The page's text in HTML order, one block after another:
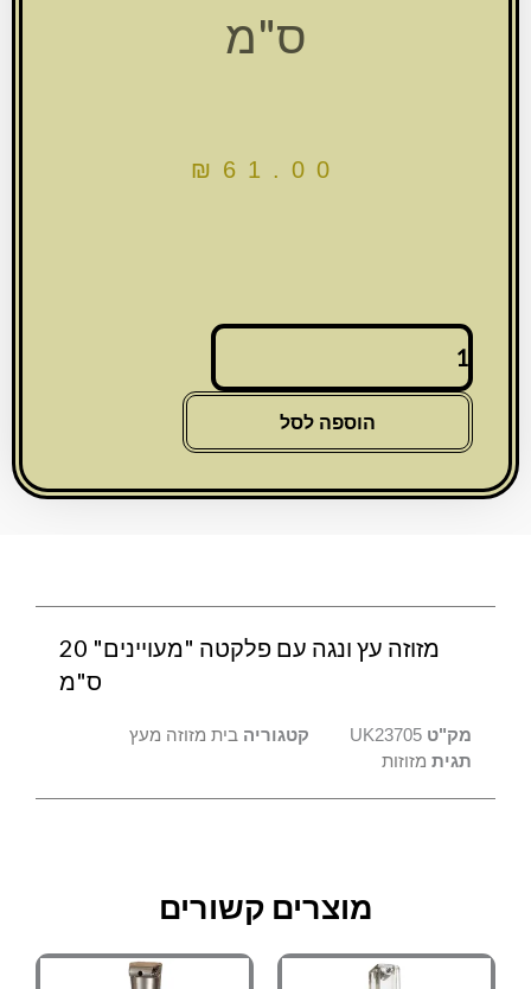
ס"מ
₪ 61.00
כמות
של
מזוזה
ונגה
פלקטה
הוספה לסל
מזוזה עץ ונגה עם פלקטה "מעויינים" 20
ס"מ
מק"ט UK23705 קטגוריה בית מזוזה מעץ
תגית מזוזות
מוצרים קשורים